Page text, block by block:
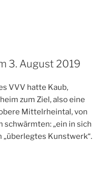
3. August 2019
VVV hatte Kaub,
zum Ziel, also eine
Mittelrheintal, von
„ein in sich
„überlegtes Kunstwerk“.